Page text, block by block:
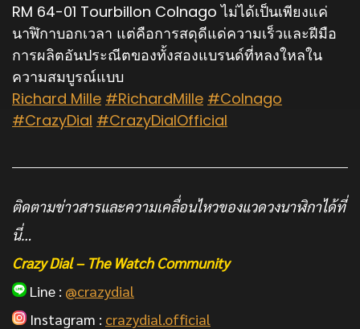
RM 64-01 Tourbillon Colnago ไม่ได้เป็นเพียงแค่
นาฬิกาบอกเวลา แต่คือการสดุดีแด่ความเร็วและฝีมือ
การผลิตอันประณีตของทั้งสองแบรนด์ที่หลงใหลใน
ความสมบูรณ์แบบ
Richard Mille #RichardMille #Colnago
#CrazyDial #CrazyDialOfficial
ติดตามข่าวสารและความเคลื่อนไหวของแวดวงนาฬิกาได้ที่
นี่…
Crazy Dial – The Watch Community
Line : @crazydial
Instagram : crazydial.official